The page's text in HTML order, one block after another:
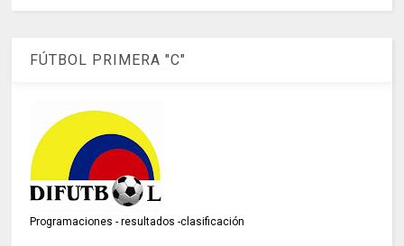
FÚTBOL PRIMERA "C"
Programaciones - resultados -clasificación